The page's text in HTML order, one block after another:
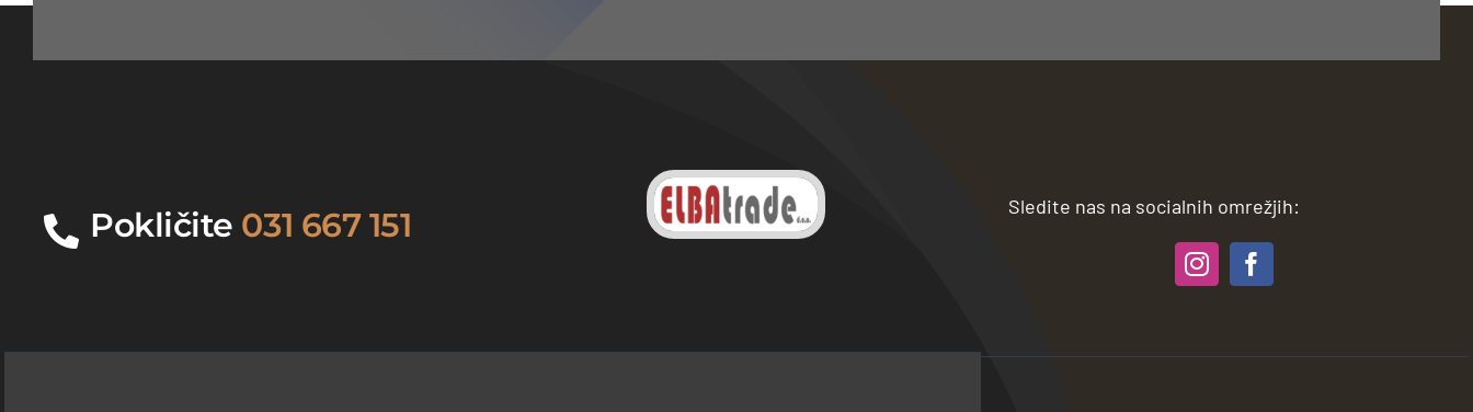
Pokličite 031 667 151 Sledite nas na socialnih omrežjih: